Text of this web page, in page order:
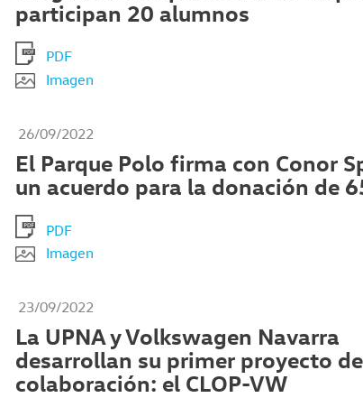
participan 20 alumnos
PDF
Imagen
26/09/2022
El Parque Polo firma con Conor
un acuerdo para la donación de
PDF
Imagen
23/09/2022
La UPNA y Volkswagen Navarra
desarrollan su primer proyecto de
colaboración: el CLOP-VW